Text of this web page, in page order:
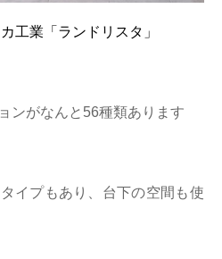
工業「ランドリスタ」
ンがなんと56種類あります
イプもあり、台下の空間も使